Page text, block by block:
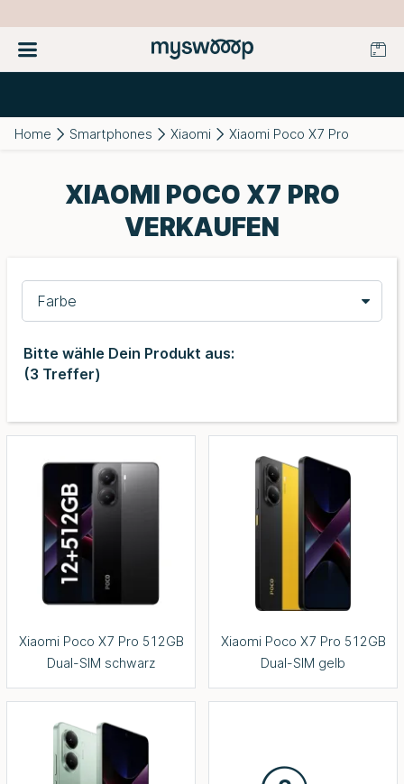
Home Smartphones Xiaomi Xiaomi Poco X7 Pro
XIAOMI POCO X7 PRO
VERKAUFEN
Farbe
Bitte wähle Dein Produkt aus:
(3 Treffer)
Xiaomi Poco X7 Pro 512GB
Dual-SIM schwarz
Xiaomi Poco X7 Pro 512GB
Dual-SIM gelb